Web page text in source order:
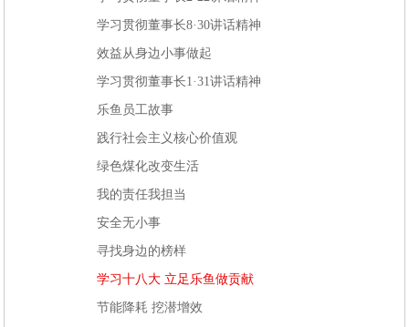
学习贯彻董事长8·30讲话精神
效益从身边小事做起
学习贯彻董事长1·31讲话精神
乐鱼员工故事
践行社会主义核心价值观
绿色煤化改变生活
我的责任我担当
安全无小事
寻找身边的榜样
学习十八大 立足乐鱼做贡献
节能降耗 挖潜增效